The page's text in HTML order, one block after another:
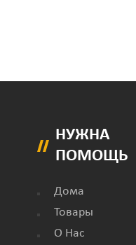
НУЖНА
ПОМОЩЬ
Дома
Товары
О Нас